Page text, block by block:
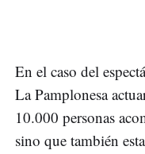
En el caso del
La Pamplonesa
10.000 personas
sino que también